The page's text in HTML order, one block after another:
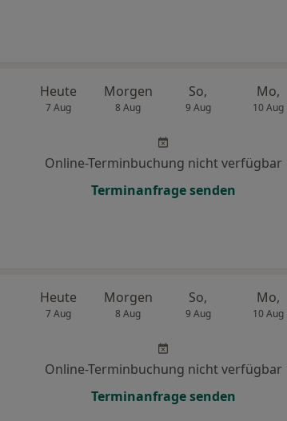
Heute
7 Aug
Morgen
8 Aug
So,
9 Aug
Mo,
10 Aug
Online-Terminbuchung nicht verfügbar
Terminanfrage senden
Heute
7 Aug
Morgen
8 Aug
So,
9 Aug
Mo,
10 Aug
Online-Terminbuchung nicht verfügbar
Terminanfrage senden